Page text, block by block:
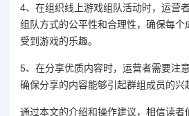
4、在组织线上游戏组队活动时，运营
组队方式的公平性和合理性，确保每个
受到游戏的乐趣。
5、在分享优质内容时，运营者需要注
确保分享的内容能够引起群组成员的兴
通过本文的介绍和操作建议，相信读者